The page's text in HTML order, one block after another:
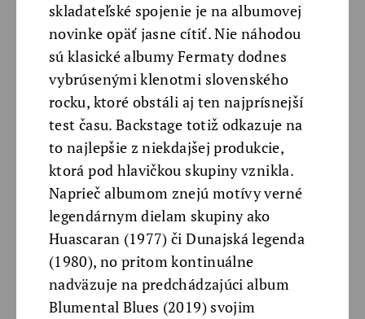
skladateľské spojenie je na albumovej
novinke opäť jasne cítiť. Nie náhodou
sú klasické albumy Fermaty dodnes
vybrúsenými klenotmi slovenského
rocku, ktoré obstáli aj ten najprísnejší
test času. Backstage totiž odkazuje na
to najlepšie z niekdajšej produkcie,
ktorá pod hlavičkou skupiny vznikla.
Naprieč albumom znejú motívy verné
legendárnym dielam skupiny ako
Huascaran (1977) či Dunajská legenda
(1980), no pritom kontinuálne
nadväzuje na predchádzajúci album
Blumental Blues (2019) svojim